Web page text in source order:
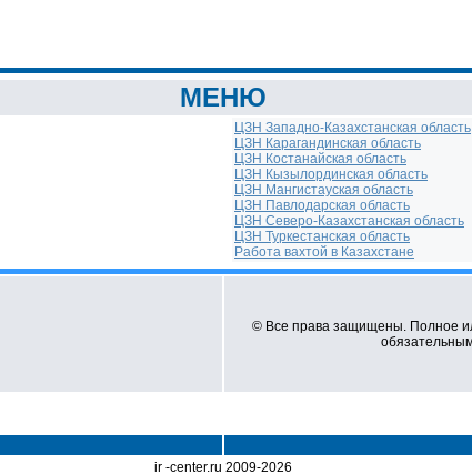
МЕНЮ
ЦЗН Западно-Казахстанская область
ЦЗН Карагандинская область
ЦЗН Костанайская область
ЦЗН Кызылординская область
ЦЗН Мангистауская область
ЦЗН Павлодарская область
ЦЗН Северо-Казахстанская область
ЦЗН Туркестанская область
Работа вахтой в Казахстане
© Все права защищены. Полное
ir -center.ru 2009-2026